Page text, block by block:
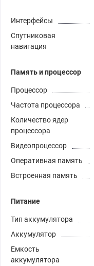
Интерфейсы
Спутниковая
навигация
Память и процессор
Процессор
Частота процессора
Количество ядер
процессора
Видеопроцессор
Оперативная память
Встроенная память
Питание
Тип аккумулятора
Аккумулятор
Емкость
аккумулятора